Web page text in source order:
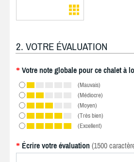
2. VOTRE ÉVALUATION
* Votre note globale pour ce chalet à
(Mauvais)
(Médiocre)
(Moyen)
(Très bien)
(Excellent)
* Écrire votre évaluation (1500